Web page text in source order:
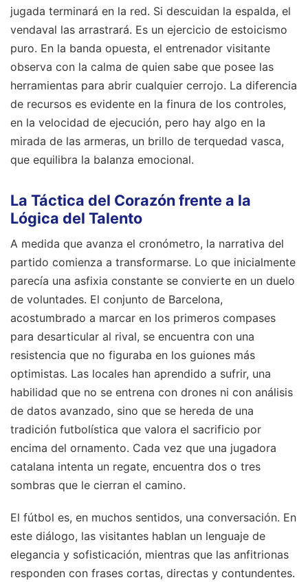
jugada terminará en la red. Si descuidan la espalda, el
vendaval las arrastrará. Es un ejercicio de estoicismo
puro. En la banda opuesta, el entrenador visitante
observa con la calma de quien sabe que posee las
herramientas para abrir cualquier cerrojo. La diferencia
de recursos es evidente en la finura de los controles,
en la velocidad de ejecución, pero hay algo en la
mirada de las armeras, un brillo de terquedad vasca,
que equilibra la balanza emocional.
La Táctica del Corazón frente a la
Lógica del Talento
A medida que avanza el cronómetro, la narrativa del
partido comienza a transformarse. Lo que inicialmente
parecía una asfixia constante se convierte en un duelo
de voluntades. El conjunto de Barcelona,
acostumbrado a marcar en los primeros compases
para desarticular al rival, se encuentra con una
resistencia que no figuraba en los guiones más
optimistas. Las locales han aprendido a sufrir, una
habilidad que no se entrena con drones ni con análisis
de datos avanzado, sino que se hereda de una
tradición futbolística que valora el sacrificio por
encima del ornamento. Cada vez que una jugadora
catalana intenta un regate, encuentra dos o tres
sombras que le cierran el camino.
El fútbol es, en muchos sentidos, una conversación. En
este diálogo, las visitantes hablan un lenguaje de
elegancia y sofisticación, mientras que las anfitrionas
responden con frases cortas, directas y contundentes.